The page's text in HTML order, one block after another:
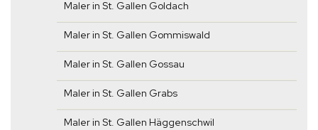
Maler in St. Gallen Goldach
Maler in St. Gallen Gommiswald
Maler in St. Gallen Gossau
Maler in St. Gallen Grabs
Maler in St. Gallen Häggenschwil